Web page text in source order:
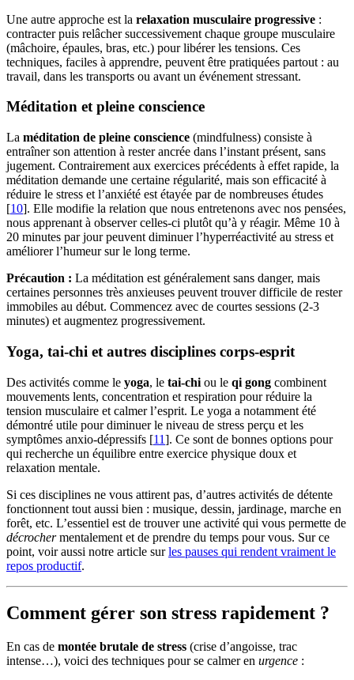
Une autre approche est la relaxation musculaire progressive :
contracter puis relâcher successivement chaque groupe musculaire
(mâchoire, épaules, bras, etc.) pour libérer les tensions. Ces
techniques, faciles à apprendre, peuvent être pratiquées partout : au
travail, dans les transports ou avant un événement stressant.
Méditation et pleine conscience
La méditation de pleine conscience (mindfulness) consiste à
entraîner son attention à rester ancrée dans l’instant présent, sans
jugement. Contrairement aux exercices précédents à effet rapide, la
méditation demande une certaine régularité, mais son efficacité à
réduire le stress et l’anxiété est étayée par de nombreuses études
[10]. Elle modifie la relation que nous entretenons avec nos pensées,
nous apprenant à observer celles-ci plutôt qu’à y réagir. Même 10 à
20 minutes par jour peuvent diminuer l’hyperréactivité au stress et
améliorer l’humeur sur le long terme.
Précaution : La méditation est généralement sans danger, mais
certaines personnes très anxieuses peuvent trouver difficile de rester
immobiles au début. Commencez avec de courtes sessions (2-3
minutes) et augmentez progressivement.
Yoga, tai-chi et autres disciplines corps-esprit
Des activités comme le yoga, le tai-chi ou le qi gong combinent
mouvements lents, concentration et respiration pour réduire la
tension musculaire et calmer l’esprit. Le yoga a notamment été
démontré utile pour diminuer le niveau de stress perçu et les
symptômes anxio-dépressifs [11]. Ce sont de bonnes options pour
qui recherche un équilibre entre exercice physique doux et
relaxation mentale.
Si ces disciplines ne vous attirent pas, d’autres activités de détente
fonctionnent tout aussi bien : musique, dessin, jardinage, marche en
forêt, etc. L’essentiel est de trouver une activité qui vous permette de
décrochermentalement et de prendre du temps pour vous. Sur ce
point, voir aussi notre article surles pauses qui rendent vraiment le
repos productif.
Comment gérer son stress rapidement ?
En cas de montée brutale de stress (crise d’angoisse, trac
intense…), voici des techniques pour se calmer en urgence :